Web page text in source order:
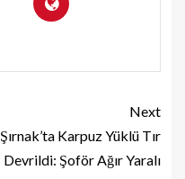
Next
Şırnak’ta Karpuz Yüklü Tır
Devrildi: Şoför Ağır Yaralı